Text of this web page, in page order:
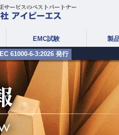
EMC試験 製
IEC 61000-6-3:2026 発行